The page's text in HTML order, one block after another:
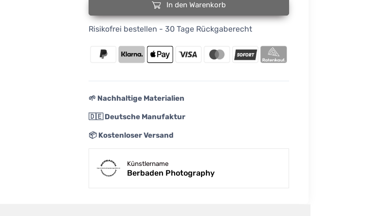
In den Warenkorb
Risikofrei bestellen - 30 Tage Rückgaberecht
🌱 Nachhaltige Materialien
🇩🇪 Deutsche Manufaktur
📦 Kostenloser Versand
Künstlername
Berbaden Photography